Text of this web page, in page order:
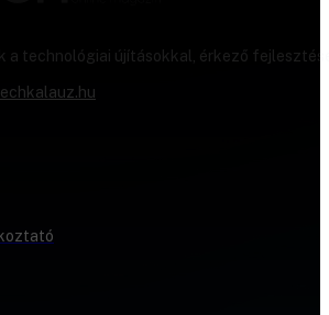
a technológiai újításokkal, érkező